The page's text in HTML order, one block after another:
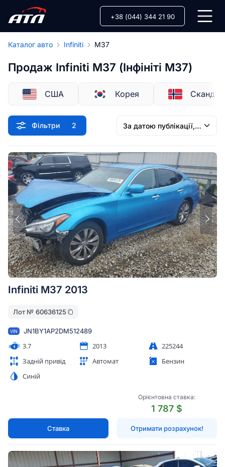
+38 (044) 344 21 90
Каталог авто Infiniti M37
Продаж Infiniti M37 (Інфініті М37)
США Корея
Фільтри 2
Infiniti M37 2013
Лот № 60636125
VIN JN1BY1AP2DM512489
3.7 2013
225244
Задній привід
Автомат
Бензин
Синій
Орієнтовна ставка:
1 787 $
Ставка Отримати розрахунок!